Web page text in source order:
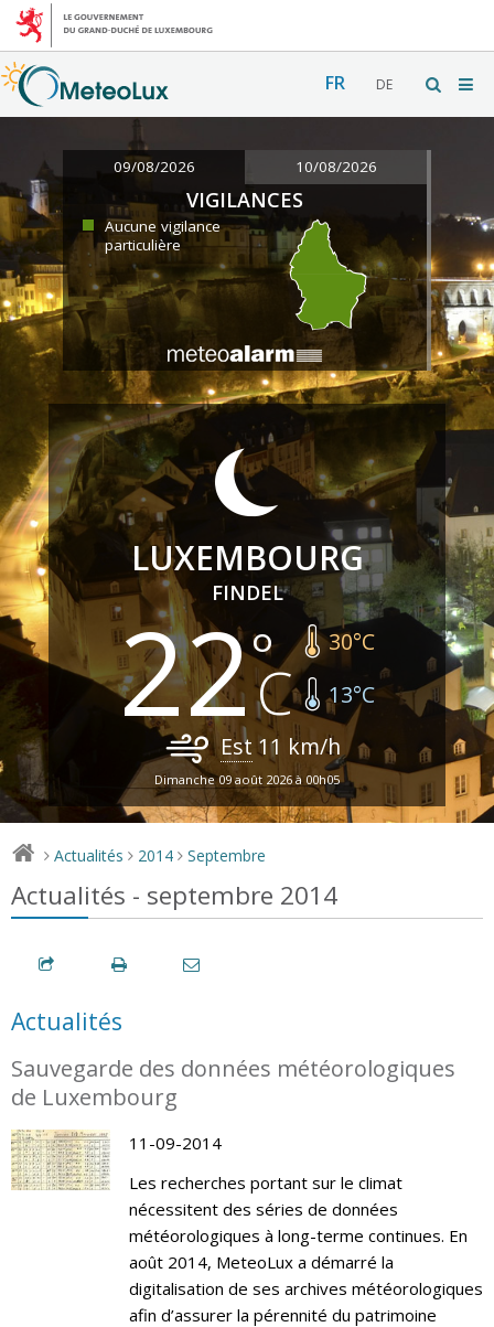
FR DE
09/08/2026 10/08/2026
VIGILANCES
Aucune vigilance
particulière
LUXEMBOURG
FINDEL
22 30°C
13°C
Est 11 km/h
Dimanche 09 août 2026 à 00h05
> Actualités > 2014 > Septembre
Actualités - septembre 2014
Actualités
Sauvegarde des données météorologiques
de Luxembourg
11-09-2014
Les recherches portant sur le climat
nécessitent des séries de données
météorologiques à long-terme continues. En
août 2014, MeteoLux a démarré la
digitalisation de ses archives météorologiques
afin d’assurer la pérennité du patrimoine